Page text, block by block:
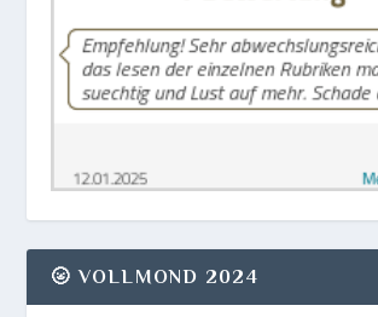
🌝 VOLLMOND 2024